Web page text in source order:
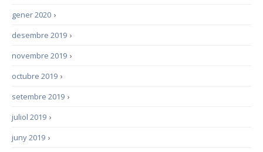
›
gener 2020
›
desembre 2019
›
novembre 2019
›
octubre 2019
›
setembre 2019
›
juliol 2019
›
juny 2019